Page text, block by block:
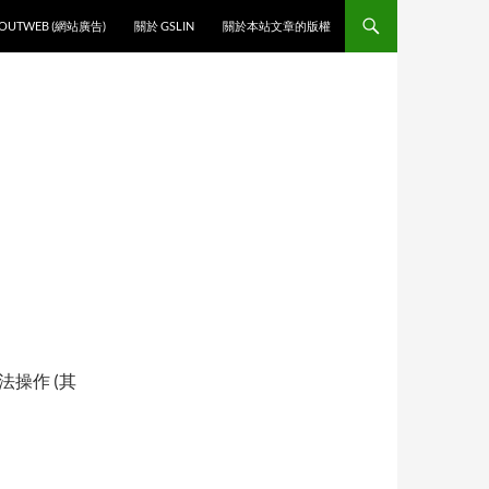
(網站廣告)
關於 GSLIN 關於本站文章的版權
操作 (其